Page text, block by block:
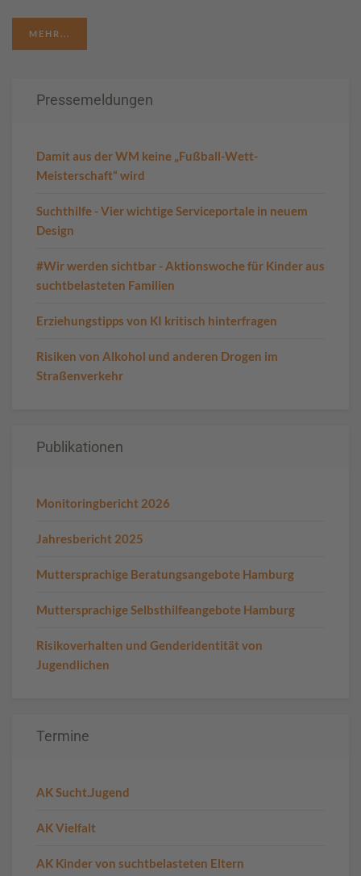
MEHR...
Pressemeldungen
Damit aus der WM keine „Fußball-Wett-
Meisterschaft“ wird
Suchthilfe - Vier wichtige Serviceportale in neuem
Design
#Wir werden sichtbar - Aktionswoche für Kinder aus
suchtbelasteten Familien
Erziehungstipps von KI kritisch hinterfragen
Risiken von Alkohol und anderen Drogen im
Straßenverkehr
Publikationen
Monitoringbericht 2026
Jahresbericht 2025
Muttersprachige Beratungsangebote Hamburg
Muttersprachige Selbsthilfeangebote Hamburg
Risikoverhalten und Genderidentität von
Jugendlichen
Termine
AK Sucht.Jugend
AK Vielfalt
AK Kinder von suchtbelasteten Eltern